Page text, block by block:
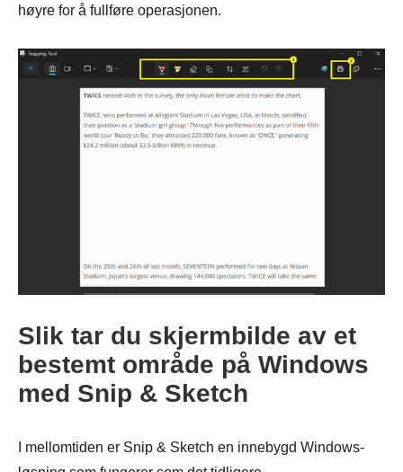
Steg 2.
høyre for å fullføre operasjonen.
Slik tar du skjermbilde av et
bestemt område på Windows
med Snip & Sketch
I mellomtiden er Snip & Sketch en innebygd Windows-